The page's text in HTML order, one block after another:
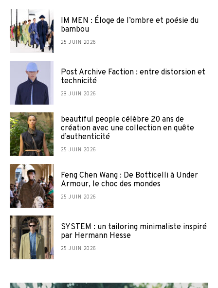
IM MEN : Éloge de l’ombre et poésie du
bambou
25 JUIN 2026
Post Archive Faction : entre distorsion et
technicité
28 JUIN 2026
beautiful people célèbre 20 ans de
création avec une collection en quête
d’authenticité
25 JUIN 2026
Feng Chen Wang : De Botticelli à Under
Armour, le choc des mondes
25 JUIN 2026
SYSTEM : un tailoring minimaliste inspiré
par Hermann Hesse
25 JUIN 2026